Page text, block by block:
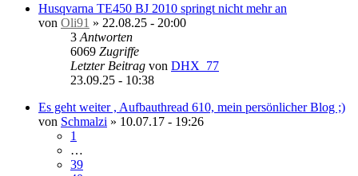
Husqvarna TE450 BJ 2010 springt nicht mehr an
von Oli91 » 22.08.25 - 20:00
3 Antworten
6069 Zugriffe
Letzter Beitrag von DHX_77
23.09.25 - 10:38
Es geht weiter , Aufbauthread 610, mein persönlicher Blog ;)
von Schmalzi » 10.07.17 - 19:26
1
…
39